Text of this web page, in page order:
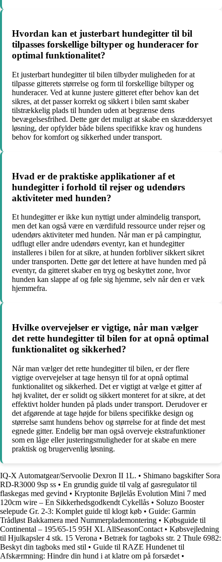
Hvordan kan et justerbart hundegitter til bil
tilpasses forskellige biltyper og hunderacer for
optimal funktionalitet?
Et justerbart hundegitter til bilen tilbyder muligheden for at
tilpasse gitterets størrelse og form til forskellige biltyper og
hunderacer. Ved at kunne justere gitteret efter behov kan det
sikres, at det passer korrekt og sikkert i bilen samt skaber
tilstrækkelig plads til hunden uden at begrænse dens
bevægelsesfrihed. Dette gør det muligt at skabe en skræddersyet
løsning, der opfylder både bilens specifikke krav og hundens
behov for komfort og sikkerhed under transport.
Hvad er de praktiske applikationer af et
hundegitter i forhold til rejser og udendørs
aktiviteter med hunden?
Et hundegitter er ikke kun nyttigt under almindelig transport,
men det kan også være en værdifuld ressource under rejser og
udendørs aktiviteter med hunden. Når man er på campingtur,
udflugt eller andre udendørs eventyr, kan et hundegitter
installeres i bilen for at sikre, at hunden forbliver sikkert sikret
under transporten. Dette gør det lettere at have hunden med på
eventyr, da gitteret skaber en tryg og beskyttet zone, hvor
hunden kan slappe af og føle sig hjemme, selv når den er væk
hjemmefra.
Hvilke overvejelser er vigtige, når man vælger
det rette hundegitter til bilen for at opnå optimal
funktionalitet og sikkerhed?
Når man vælger det rette hundegitter til bilen, er der flere
vigtige overvejelser at tage hensyn til for at opnå optimal
funktionalitet og sikkerhed. Det er vigtigt at vælge et gitter af
høj kvalitet, der er solidt og sikkert monteret for at sikre, at det
effektivt holder hunden på plads under transport. Derudover er
det afgørende at tage højde for bilens specifikke design og
størrelse samt hundens behov og størrelse for at finde det mest
egnede gitter. Endelig bør man også overveje ekstrafunktioner
som en låge eller justeringsmuligheder for at skabe en mere
praktisk og brugervenlig løsning.
IQ-X Automatgear/Servoolie Dexron II 1L. • Shimano bagskifter Sora
RD-R3000 9sp ss • En grundig guide til valg af gasregulator til
flaskegas med gevind • Kryptonite Bøjlelås Evolution Mini 7 med
120cm wire – En Sikkerhedsgodkendt Cykellås • Soluzo Booster
selepude Gr. 2-3: Komplet guide til klogt køb • Guide: Garmin
Trådløst Bakkamera med Nummerplademontering • Købsguide til
Continental – 195/65-15 95H XL AllSeasonContact • Købsvejledning
til Hjulkapsler 4 stk. 15 Verona • Betræk for tagboks str. 2 Thule 6982:
Beskyt din tagboks med stil • Guide til RAZE Hundenet til
Afskærmning: Hindre din hund i at klatre om på forsædet •